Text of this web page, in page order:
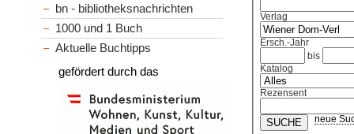
Verlag
Ersch.-Jahr
bis
Katalog
Rezensent
neue
bn - bibliotheksnachrichten
1000 und 1 Buch
Aktuelle Buchtipps
gefördert durch das